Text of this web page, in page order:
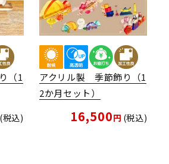
（1
税込
アクリル製 季節飾り（1
2か月セット）
16,500 税込